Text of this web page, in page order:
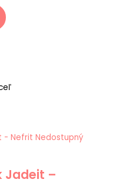
Nedostupný
Jadeit –